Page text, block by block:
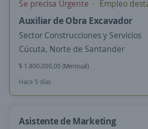
Se precisa Urgente Empleo
Auxiliar de Obra Excavador
Sector Construcciones y Servicios
Cúcuta, Norte de Santander
$ 1.800.000,00 (Mensual)
Hace 5 días
Asistente de Marketing